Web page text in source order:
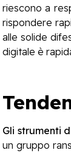
riescono a
rispondere
alle solide
digitale è
Gli strumenti
un gruppo